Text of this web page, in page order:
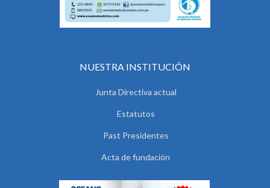
NUESTRA INSTITUCIÓN
Junta Directiva actual
Estatutos
Past Presidentes
Acta de fundación